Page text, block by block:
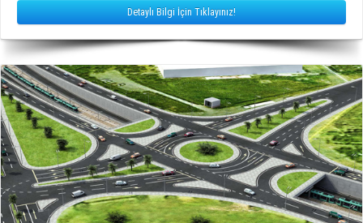
Detaylı Bilgi İçin Tıklayınız!